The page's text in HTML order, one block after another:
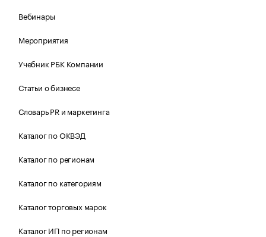
Вебинары
Мероприятия
Учебник РБК Компании
Статьи о бизнесе
Словарь PR и маркетинга
Каталог по ОКВЭД
Каталог по регионам
Каталог по категориям
Каталог торговых марок
Каталог ИП по регионам